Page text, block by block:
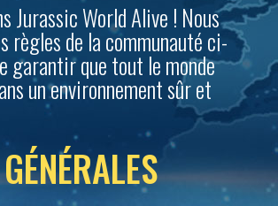
Jurassic World Alive ! Nous
règles de la communauté ci-
garantir que tout le monde
un environnement sûr et